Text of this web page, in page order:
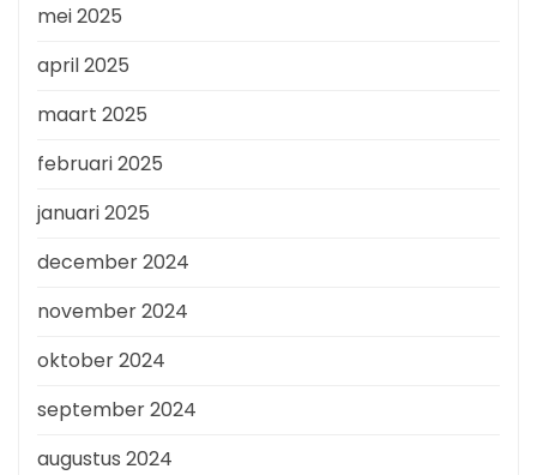
mei 2025
april 2025
maart 2025
februari 2025
januari 2025
december 2024
november 2024
oktober 2024
september 2024
augustus 2024